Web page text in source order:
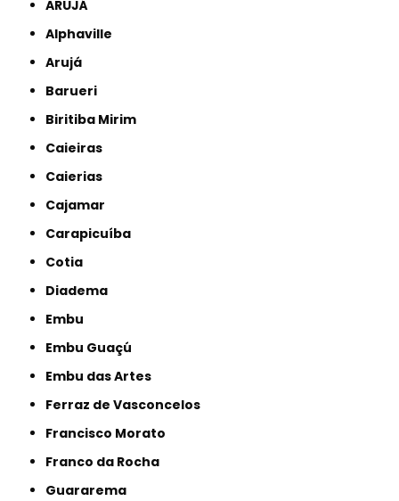
ARUJÁ
Alphaville
Arujá
Barueri
Biritiba Mirim
Caieiras
Caierias
Cajamar
Carapicuíba
Cotia
Diadema
Embu
Embu Guaçú
Embu das Artes
Ferraz de Vasconcelos
Francisco Morato
Franco da Rocha
Guararema